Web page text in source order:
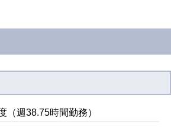
週38.75時間勤務）